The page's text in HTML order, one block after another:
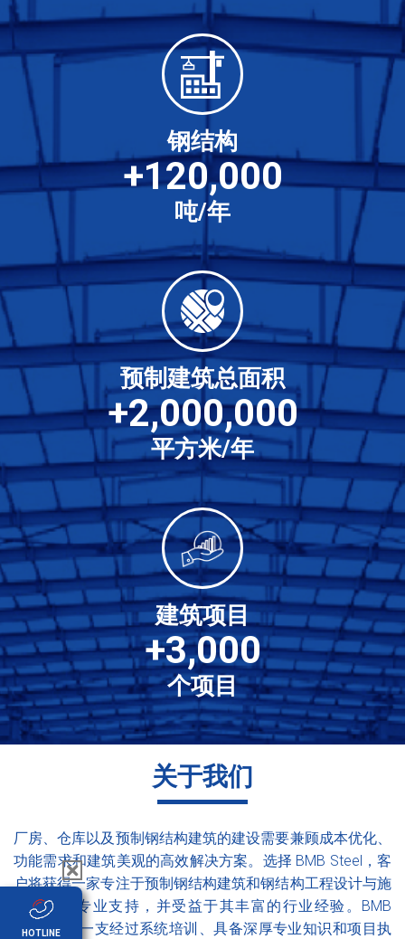
钢结构
+120,000
吨/年
预制建筑总面积
+2,000,000
平方米/年
建筑项目
+3,000
个项目
关于我们
厂房、仓库以及预制钢结构建筑的建设需要兼顾成本优化、
功能需求和建筑美观的高效解决方案。选择 BMB Steel，客
户将获得一家专注于预制钢结构建筑和钢结构工程设计与施
工企业的专业支持，并受益于其丰富的行业经验。BMB
Steel 拥有一支经过系统培训、具备深厚专业知识和项目执
HOTLINE